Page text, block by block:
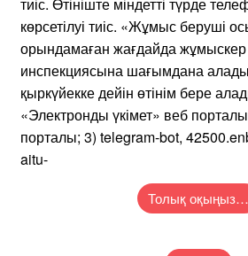
көрсетілуі тиіс. «Жұмыс беруші
орындамаған жағдайда
инспекциясына шағымдана
қыркүйекке дейін өтінім бере
«Электронды үкімет» веб
порталы; 3) telegram-bot,
aitu-
Толық оқыңыз…